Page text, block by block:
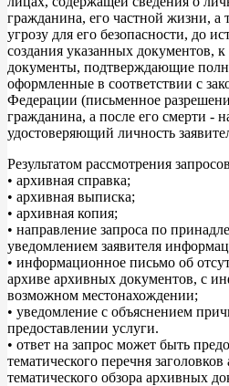
гражданина, его частной жизни, а
угрозу для его безопасности, до
создания указанных документов, к
документы, подтверждающие
оформленные в соответствии с
Федерации (письменное
гражданина, а после его смерти -
удостоверяющий личность
Результатом рассмотрения
• архивная справка;
• архивная выписка;
• архивная копия;
• направление запроса по
уведомлением заявителя
• информационное письмо об
архиве архивных документов, с
возможном местонахождении;
• уведомление с объяснением
предоставлении услуги.
• ответ на запрос может быть
тематического перечня
тематического обзора архивных